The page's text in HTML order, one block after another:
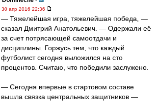
30 апр 2016 22:36
— Тяжелейшая игра, тяжелейшая победа, —
сказал Дмитрий Анатольевич. — Одержали её
за счет потрясающей самоотдачи и
дисциплины. Горжусь тем, что каждый
футболист сегодня выложился на сто
процентов. Считаю, что победили заслужено.
— Сегодня впервые в стартовом составе
вышла связка центральных защитников —